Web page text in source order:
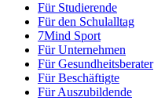
Für Stu­die­rende
Für den Schulalltag
7Mind Sport
Für Unter­neh­men
Für Gesund­heits­be­ra­ter
Für Beschäftigte
Für Auszubildende